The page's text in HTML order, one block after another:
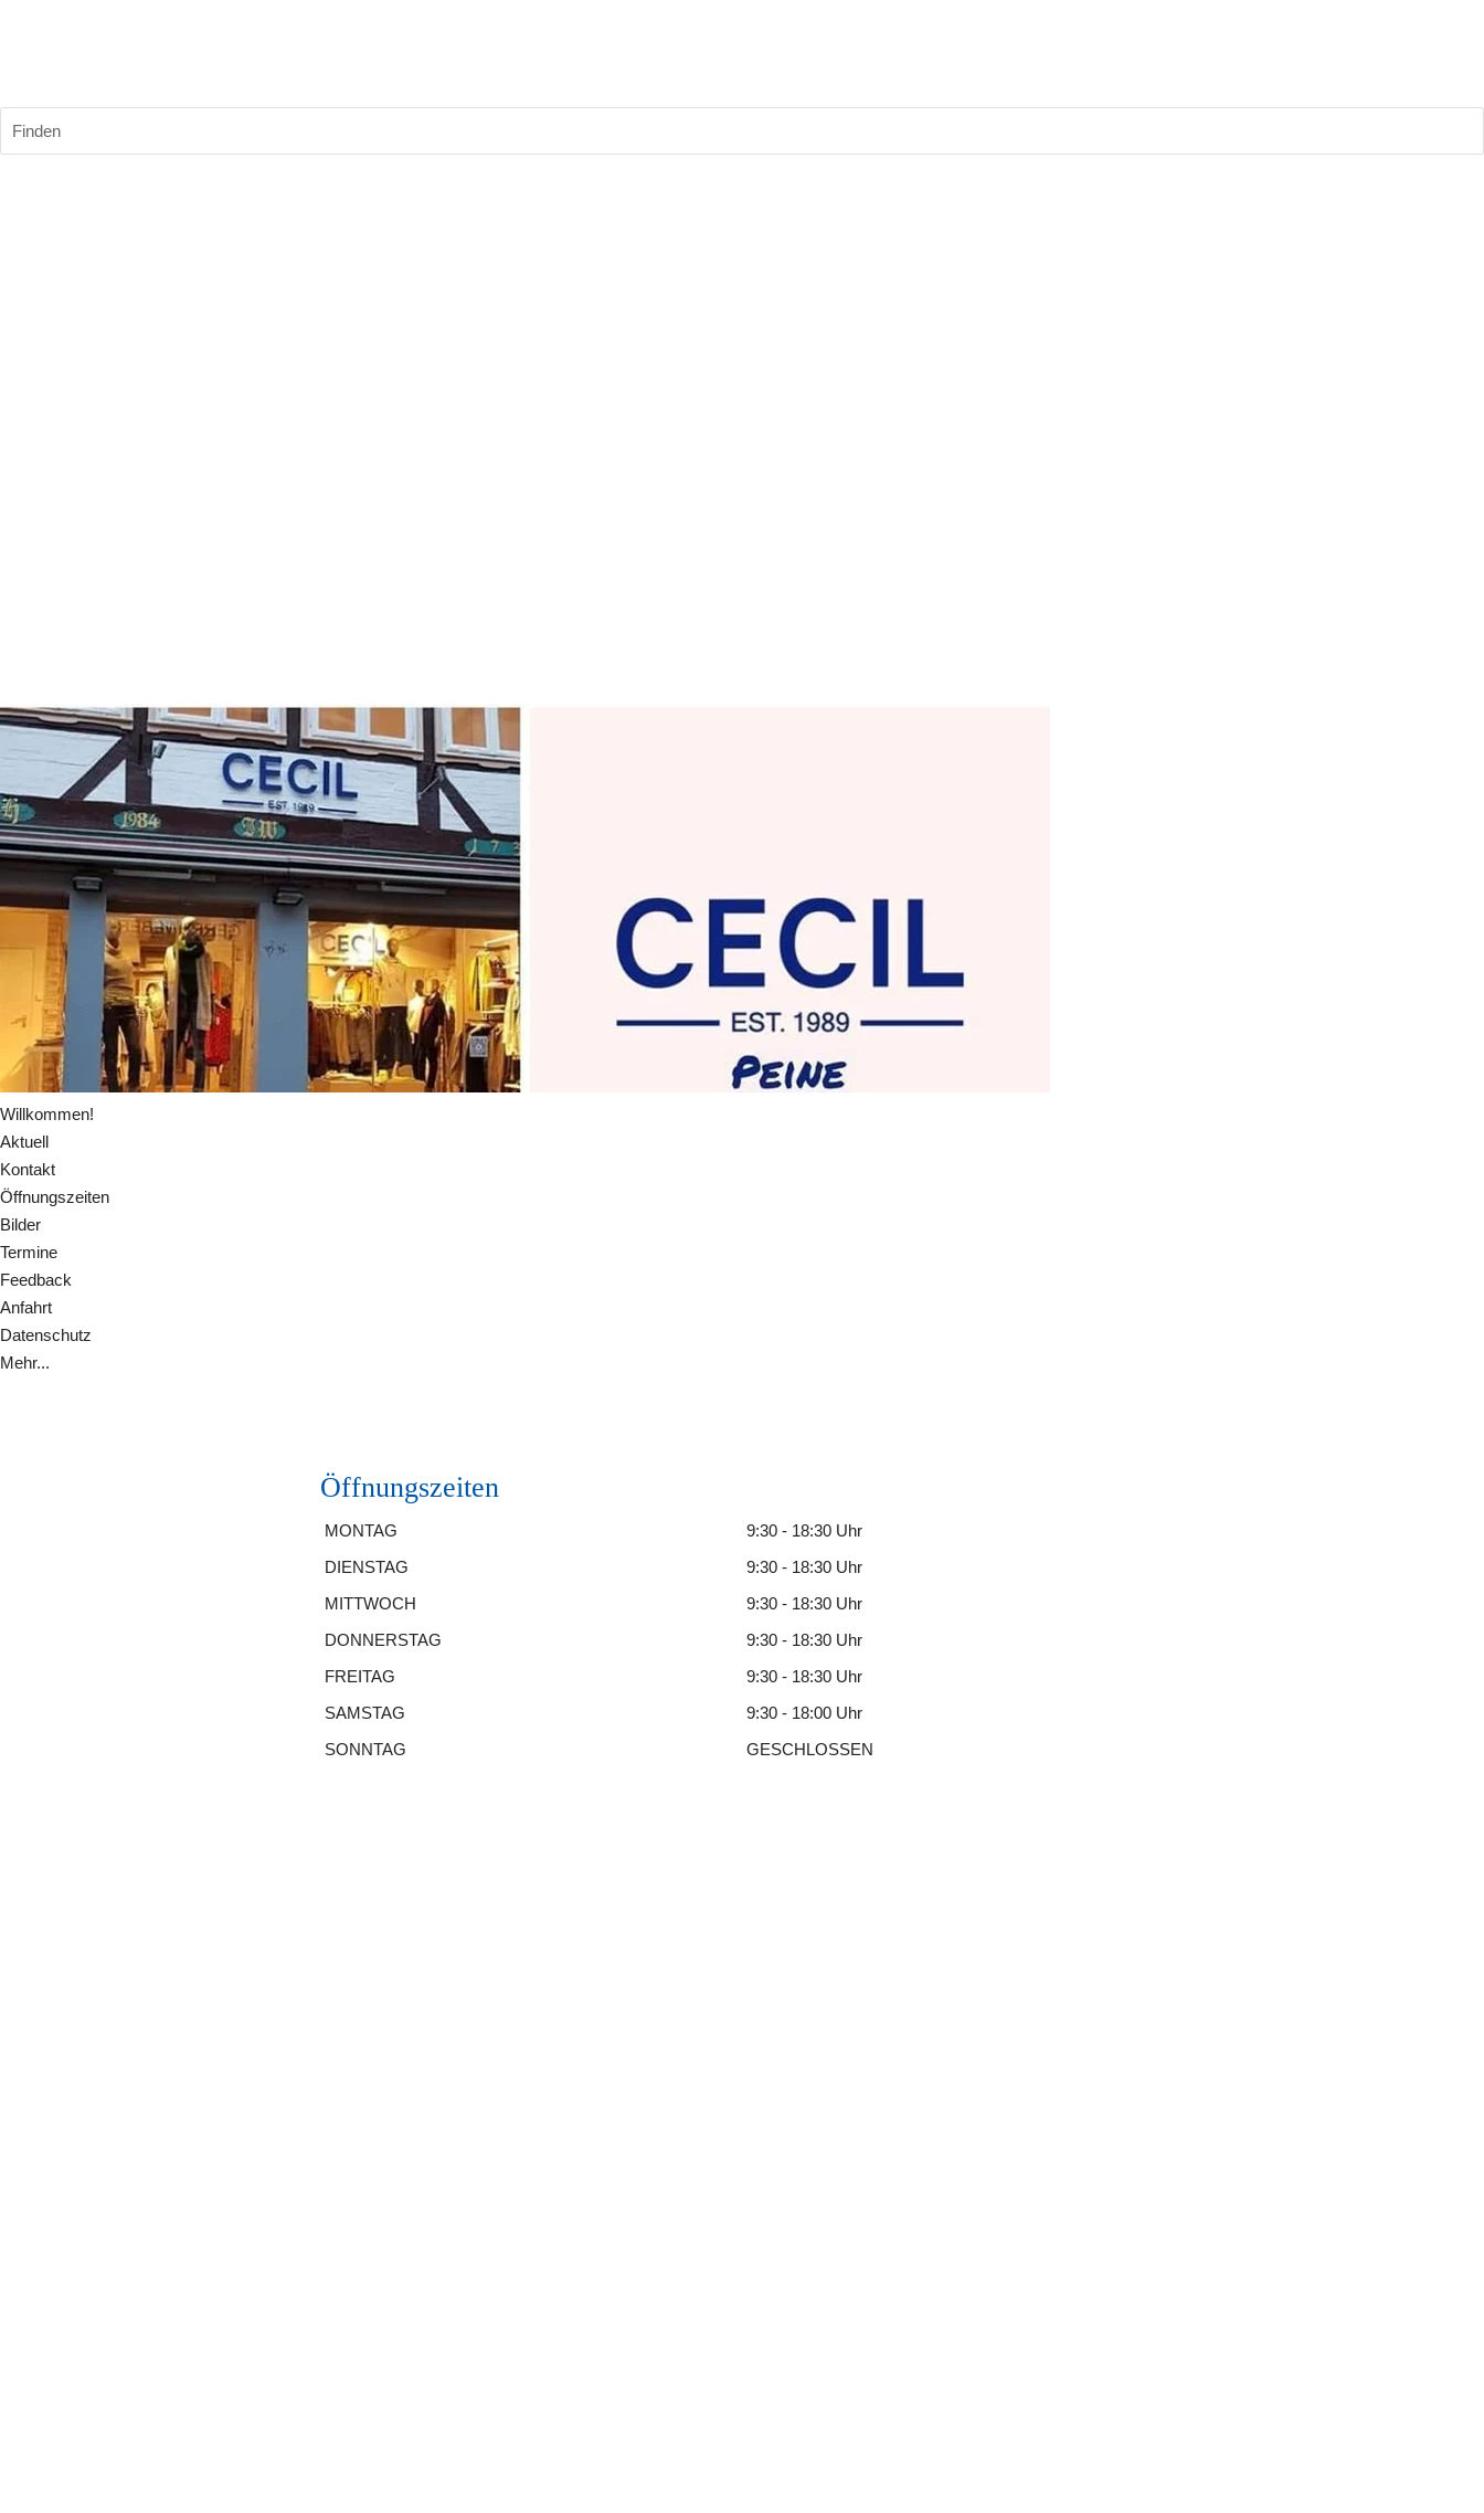
Finden
Willkommen!
Aktuell
Kontakt
Öffnungszeiten
Bilder
Termine
Feedback
Anfahrt
Datenschutz
Mehr...
Öffnungszeiten
MONTAG
9:30 - 18:30 Uhr
DIENSTAG
9:30 - 18:30 Uhr
MITTWOCH
9:30 - 18:30 Uhr
DONNERSTAG
9:30 - 18:30 Uhr
FREITAG
9:30 - 18:30 Uhr
SAMSTAG
9:30 - 18:00 Uhr
SONNTAG
GESCHLOSSEN